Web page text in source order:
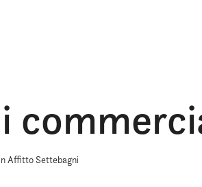
Affitto Settebagni